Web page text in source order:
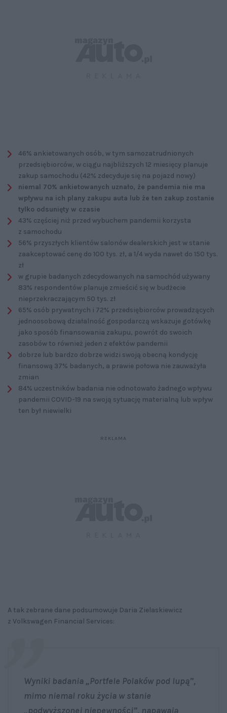
46% ankietowanych osób, w tym samozatrudnionych
przedsiębiorców, w ciągu najbliższych 12 miesięcy planuje
zakup samochodu (42% zdecyduje się na pojazd nowy)
niemal 70% ankietowanych uznało, że pandemia nie ma
wpływu na ich plany zakupu auta lub że ten zakup zostanie
tylko odsunięty w czasie
43% częściej niż przed wybuchem pandemii korzysta
z samochodu
56% przyszłych klientów salonów dealerskich jest w stanie
zaakceptować cenę do 100 tys. zł, a 1/4 wyda nawet do 150 tys.
zł
w grupie badanych zdecydowanych na samochód używany
83% respondentów planuje zmieścić się w budżecie
nieprzekraczającym 50 tys. zł
65% osób prywatnych i 72% przedsiębiorców prowadzących
jednoosobową działalność gospodarczą wskazuje gotówkę
jako sposób finansowania zakupu, powrót do swoich
zasobów to również jeden z efektów pandemii
dobrze lub bardzo dobrze widzi swoją obecną kondycję
finansową 37% badanych, a prawie połowa nie zauważyła
zmian
84% uczestników badania nie odnotowało żadnego wpływu
pandemii COVID-19 na swoją sytuację materialną lub wpływ
ten był niewielki
A tak zebrane dane podsumowuje Daria Zielaskiewicz
z Volkswagen Financial Services:
Wyniki badania „Portfele Polaków pod lupą”,
mimo niemal roku życia w stanie
„podwyższonej niepewności”, napawają